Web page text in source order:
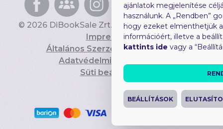
© 2026 DiBookSale Zrt. Minden jog fenntartva.
Impresszum
Általános Szerződési Feltételek
Adatvédelmi Tájékoztató
Süti beállítások
ajánlatok megjelenítése
használunk. A „Rendben”
hogy ezeket elmenthetjük
információért, illetve a
kattints ide vagy a
BEÁLLÍTÁSOK